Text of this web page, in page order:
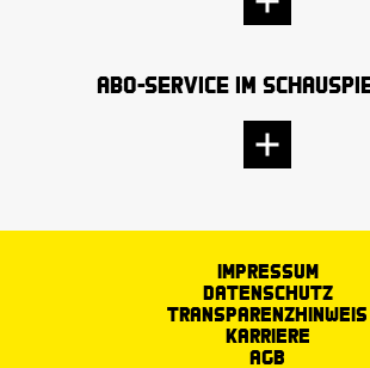
Abo-Service im
Impressum
Datenschutz
Transparenzhinweis
Karriere
AGB